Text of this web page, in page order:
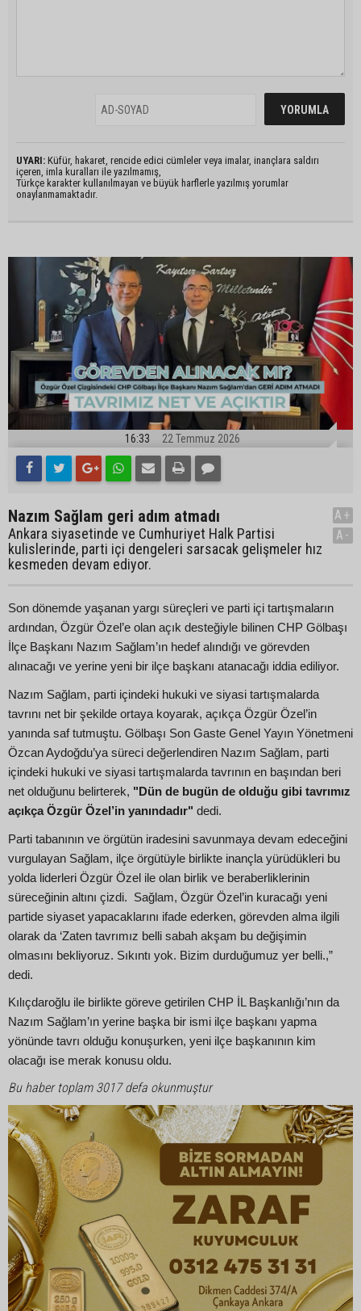
UYARI: Küfür, hakaret, rencide edici cümleler veya imalar, inançlara saldırı
içeren, imla kuralları ile yazılmamış,
Türkçe karakter kullanılmayan ve büyük harflerle yazılmış yorumlar
onaylanmamaktadır.
16:33 22 Temmuz 2026
Nazım Sağlam geri adım atmadı
Ankara siyasetinde ve Cumhuriyet Halk Partisi
kulislerinde, parti içi dengeleri sarsacak gelişmeler hız
kesmeden devam ediyor.
A+
A-
Son dönemde yaşanan yargı süreçleri ve parti içi tartışmaların
ardından, Özgür Özel’e olan açık desteğiyle bilinen CHP Gölbaşı
İlçe Başkanı Nazım Sağlam’ın hedef alındığı ve görevden
alınacağı ve yerine yeni bir ilçe başkanı atanacağı iddia ediliyor.
Nazım Sağlam, parti içindeki hukuki ve siyasi tartışmalarda
tavrını net bir şekilde ortaya koyarak, açıkça Özgür Özel’in
yanında saf tutmuştu. Gölbaşı Son Gaste Genel Yayın Yönetmeni
Özcan Aydoğdu’ya süreci değerlendiren Nazım Sağlam, parti
içindeki hukuki ve siyasi tartışmalarda tavrının en başından beri
net olduğunu belirterek, "Dün de bugün de olduğu gibi tavrımız
açıkça Özgür Özel’in yanındadır" dedi.
Parti tabanının ve örgütün iradesini savunmaya devam edeceğini
vurgulayan Sağlam, ilçe örgütüyle birlikte inançla yürüdükleri bu
yolda liderleri Özgür Özel ile olan birlik ve beraberliklerinin
süreceğinin altını çizdi. Sağlam, Özgür Özel’in kuracağı yeni
partide siyaset yapacaklarını ifade ederken, görevden alma ilgili
olarak da ‘Zaten tavrımız belli sabah akşam bu değişimin
olmasını bekliyoruz. Sıkıntı yok. Bizim durduğumuz yer belli.,”
dedi.
Kılıçdaroğlu ile birlikte göreve getirilen CHP İL Başkanlığı’nın da
Nazım Sağlam’ın yerine başka bir ismi ilçe başkanı yapma
yönünde tavrı olduğu konuşurken, yeni ilçe başkanının kim
olacağı ise merak konusu oldu.
Bu haber toplam 3017 defa okunmuştur